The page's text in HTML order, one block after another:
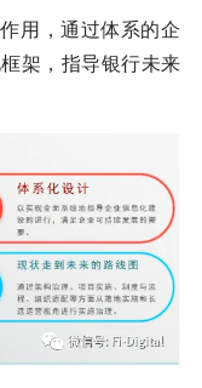
用，通过体系的企
架，指导银行未来